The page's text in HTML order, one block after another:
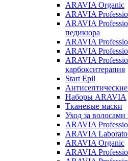
ARAVIA Organic
ARAVIA
ARAVIA
педикюра
ARAVIA
ARAVIA
ARAVIA
карбокситерапия
Start Epil
Антисептические
Наборы ARAVIA
Тканевые маски
Уход за
ARAVIA
ARAVIA
ARAVIA Organic
ARAVIA